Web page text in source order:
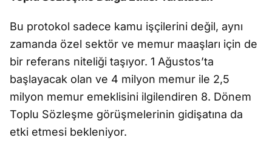
Bu protokol sadece kamu işçilerini değil, aynı
zamanda özel sektör ve memur maaşları için de
bir referans niteliği taşıyor. 1 Ağustos’ta
başlayacak olan ve 4 milyon memur ile 2,5
milyon memur emeklisini ilgilendiren 8. Dönem
Toplu Sözleşme görüşmelerinin gidişatına da
etki etmesi bekleniyor.